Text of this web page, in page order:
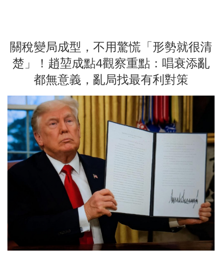
關稅變局成型，不用驚慌「形勢就很清
楚」！趙堃成點4觀察重點：唱衰添亂
都無意義，亂局找最有利對策